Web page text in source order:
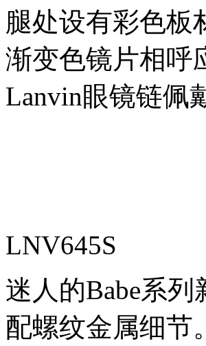
腿处设有彩色板
渐变色镜片相呼
Lanvin眼镜链佩
LNV645S
迷人的Babe系
配螺纹金属细节